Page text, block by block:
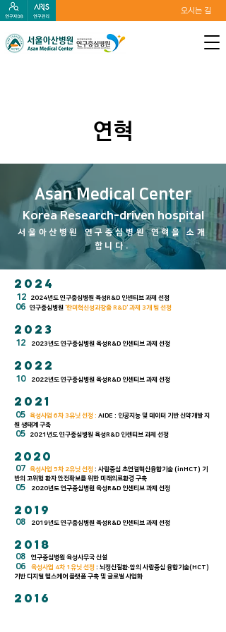
오시는 길
연혁
Asan Medical Center
​Korea Research-driven hospital
서울아산병원 연구중심병원 연혁을 소개
합니다.
2024
12 2024년도 연구중심병원 육성R&D 인센티브 과제 선정
06 연구중심병원 '한미혁신성과창출 R&D' 과제 3개 팀 선정
2023
12 2023년도 연구중심병원 육성R&D 인센티브 과제 선정
2022
10 2022년도 연구중심병원 육성R&D 인센티브 과제 선정
2021
05 육성사업 6차 3유닛 선정 : AIDE : 인공지능 및 데이터 기반 신약개발 지
원 생태계 구축
05 2021년도 연구중심병원 육성R&D 인센티브 과제 선정
2020
07 육성사업 5차 2유닛 선정 : 사람중심 초연결혁신융합기술 (inHCT) 기
반의 고위험 환자 안전확보를 위한 미래의료환경 구축
05 2020년도 연구중심병원 육성R&D 인센티브 과제 선정
2019
08 2019년도 연구중심병원 육성R&D 인센티브 과제 선정
2018
08 연구중심병원 육성사무국 신설
06 육성사업 4차 1유닛 선정 : 뇌정신질환·암의 사람중심 융합기술(HCT)
기반 디지털 헬스케어 플랫폼 구축 및 글로벌 사업화
2016